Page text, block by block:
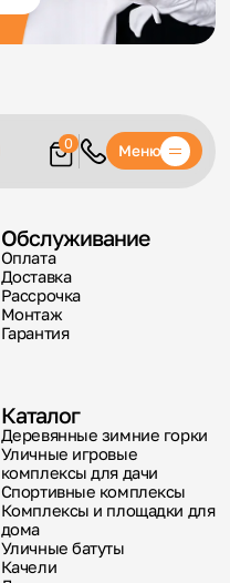
0 Меню
Обслуживание
Оплата
Доставка
Рассрочка
Монтаж
Гарантия
Каталог
Деревянные зимние горки
Уличные игровые
комплексы для дачи
Спортивные комплексы
Комплексы и площадки для
дома
Уличные батуты
Качели